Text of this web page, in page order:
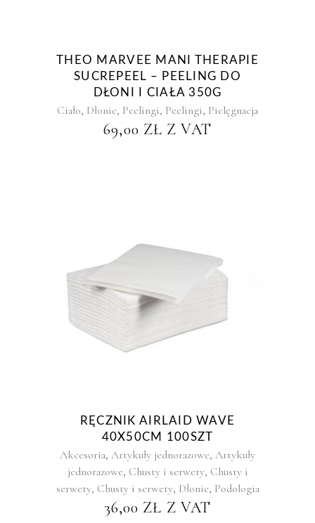
THEO MARVEE MANI THERAPIE
SUCREPEEL – PEELING DO
DŁONI I CIAŁA 350G
Ciało, Dłonie, Peelingi, Peelingi, Pielęgnacja
69,00 ZŁ Z VAT
RĘCZNIK AIRLAID WAVE
40X50CM 100SZT
Akcesoria, Artykuły jednorazowe, Artykuły
jednorazowe, Chusty i serwety, Chusty i
serwety, Chusty i serwety, Dłonie, Podologia
36,00 ZŁ Z VAT